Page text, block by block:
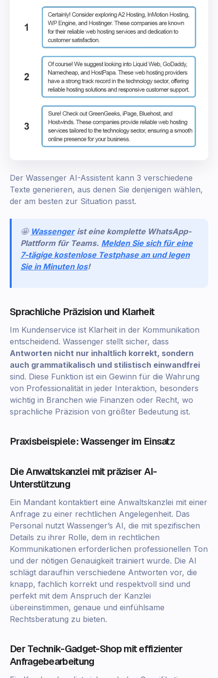
Der Wassenger AI-Assistent kann 3 verschiedene
Texte generieren, aus denen Sie denjenigen wählen,
der am besten zur Situation passt.
🤩 Wassenger ist eine komplette WhatsApp-
Plattform für Teams. Melden Sie sich für eine
7-tägige kostenlose Testphase an und legen
Sie in Minuten los!
Sprachliche Präzision und Klarheit
Im Kundenservice ist Klarheit in der Kommunikation
entscheidend. Wassenger stellt sicher, dass
Antworten nicht nur inhaltlich korrekt, sondern
auch grammatikalisch und stilistisch einwandfrei
sind. Diese Funktion ist ein Gewinn für die Wahrung
von Professionalität in jeder Interaktion, besonders
wichtig in Branchen wie Finanzen oder Recht, wo
sprachliche Präzision von größter Bedeutung ist.
Praxisbeispiele: Wassenger im Einsatz
Die Anwaltskanzlei mit präziser AI-
Unterstützung
Ein Mandant kontaktiert eine Anwaltskanzlei mit einer
Anfrage zu einer rechtlichen Angelegenheit. Das
Personal nutzt Wassenger’s AI, die mit spezifischen
Details zu ihrer Rolle, dem in rechtlichen
Kommunikationen erforderlichen professionellen Ton
und der nötigen Genauigkeit trainiert wurde. Die AI
schlägt daraufhin verschiedene Antworten vor, die
knapp, fachlich korrekt und respektvoll sind und
perfekt mit dem Anspruch der Kanzlei
übereinstimmen, genaue und einfühlsame
Rechtsberatung zu bieten.
Der Technik-Gadget-Shop mit effizienter
Anfragebearbeitung